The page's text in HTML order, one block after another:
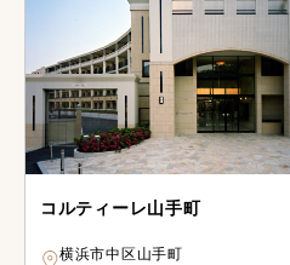
コルティーレ山手町
横浜市中区山手町